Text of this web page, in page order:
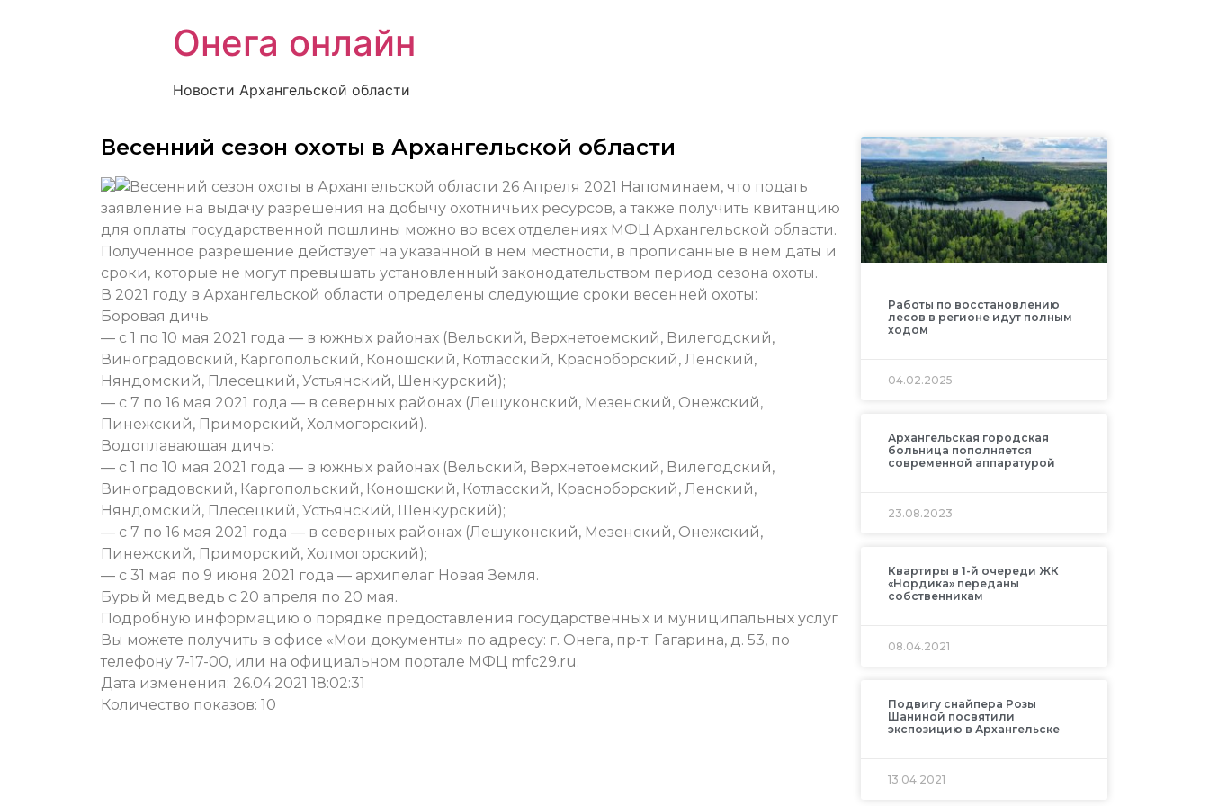
Онега онлайн
Новости Архангельской области
Весенний сезон охоты в Архангельской области
26 Апреля 2021 Напоминаем, что подать
заявление на выдачу разрешения на добычу охотничьих ресурсов, а также получить квитанцию
для оплаты государственной пошлины можно во всех отделениях МФЦ Архангельской области.
Полученное разрешение действует на указанной в нем местности, в прописанные в нем даты и
сроки, которые не могут превышать установленный законодательством период сезона охоты.
В 2021 году в Архангельской области определены следующие сроки весенней охоты:
Боровая дичь:
— с 1 по 10 мая 2021 года — в южных районах (Вельский, Верхнетоемский, Вилегодский,
Виноградовский, Каргопольский, Коношский, Котласский, Красноборский, Ленский,
Няндомский, Плесецкий, Устьянский, Шенкурский);
— с 7 по 16 мая 2021 года — в северных районах (Лешуконский, Мезенский, Онежский,
Пинежский, Приморский, Холмогорский).
Водоплавающая дичь:
— с 1 по 10 мая 2021 года — в южных районах (Вельский, Верхнетоемский, Вилегодский,
Виноградовский, Каргопольский, Коношский, Котласский, Красноборский, Ленский,
Няндомский, Плесецкий, Устьянский, Шенкурский);
— с 7 по 16 мая 2021 года — в северных районах (Лешуконский, Мезенский, Онежский,
Пинежский, Приморский, Холмогорский);
— с 31 мая по 9 июня 2021 года — архипелаг Новая Земля.
Бурый медведь с 20 апреля по 20 мая.
Подробную информацию о порядке предоставления государственных и муниципальных услуг
Вы можете получить в офисе «Мои документы» по адресу: г. Онега, пр-т. Гагарина, д. 53, по
телефону 7-17-00, или на официальном портале МФЦ mfc29.ru.
Дата изменения: 26.04.2021 18:02:31
Количество показов: 10
Работы по восстановлению
лесов в регионе идут полным
ходом
04.02.2025
Архангельская городская
больница пополняется
современной аппаратурой
23.08.2023
Квартиры в 1-й очереди ЖК
«Нордика» переданы
собственникам
08.04.2021
Подвигу снайпера Розы
Шаниной посвятили
экспозицию в Архангельске
13.04.2021